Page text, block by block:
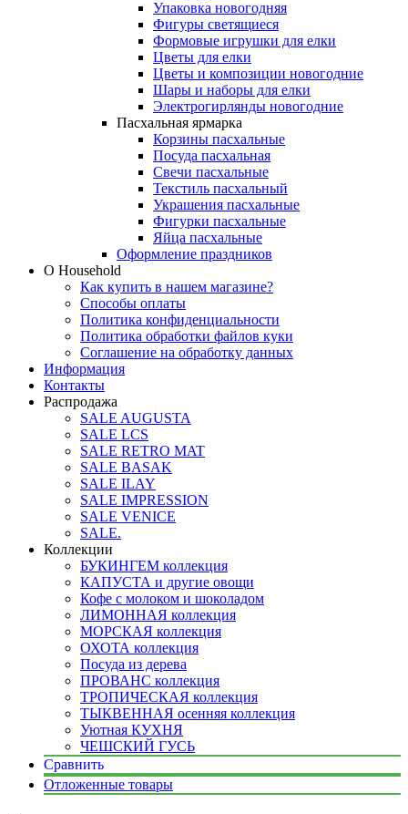
Упаковка новогодняя
Фигуры светящиеся
Формовые игрушки для елки
Цветы для елки
Цветы и композиции новогодние
Шары и наборы для елки
Электрогирлянды новогодние
Пасхальная ярмарка
Корзины пасхальные
Посуда пасхальная
Свечи пасхальные
Текстиль пасхальный
Украшения пасхальные
Фигурки пасхальные
Яйца пасхальные
Оформление праздников
О Household
Как купить в нашем магазине?
Способы оплаты
Политика конфиденциальности
Политика обработки файлов куки
Соглашение на обработку данных
Информация
Контакты
Распродажа
SALE AUGUSTA
SALE LCS
SALE RETRO MAT
SALE BASAK
SALE ILAY
SALE IMPRESSION
SALE VENICE
SALE.
Коллекции
БУКИНГЕМ коллекция
КАПУСТА и другие овощи
Кофе с молоком и шоколадом
ЛИМОННАЯ коллекция
МОРСКАЯ коллекция
ОХОТА коллекция
Посуда из дерева
ПРОВАНС коллекция
ТРОПИЧЕСКАЯ коллекция
ТЫКВЕННАЯ осенняя коллекция
Уютная КУХНЯ
ЧЕШСКИЙ ГУСЬ
Сравнить
Отложенные товары